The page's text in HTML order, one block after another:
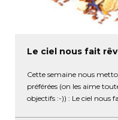
Le ciel nous fait
Cette semaine nous
préférées (on les aime
objectifs :-)) : Le ciel nous